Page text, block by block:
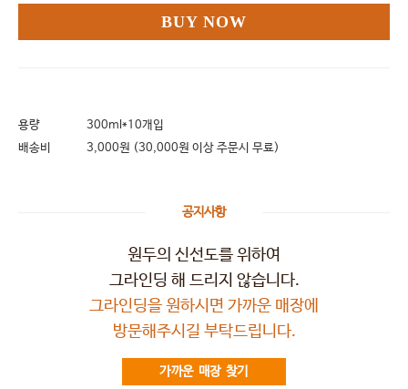
BUY NOW
용량
300ml*10개입
배송비
3,000원 (30,000원 이상 주문시 무료)
공지사항
원두의 신선도를 위하여
그라인딩 해 드리지 않습니다.
그라인딩을 원하시면 가까운 매장에
방문해주시길 부탁드립니다.
가까운 매장 찾기